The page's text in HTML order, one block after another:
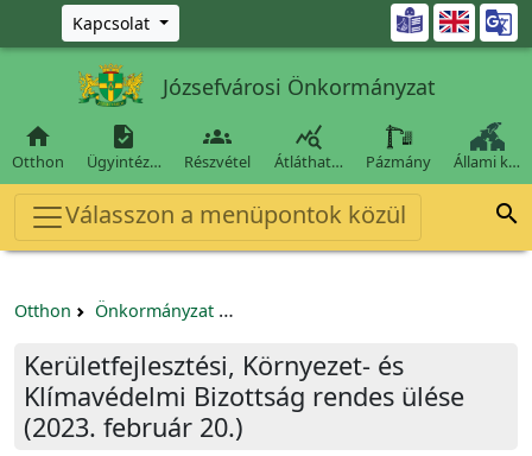
Ugrás a fő tartalomra
Kapcsolat 
Józsefvárosi Önkormányzat

Otthon

Ügyintéz…

Részvétel

Átláthat… Pázmány Állami k…
Válasszon a menüpontok közül 
Otthon Önkormányzat
Kerületfejlesztési, Környezet- és
Klímavédelmi Bizottság rendes ülése
(2023. február 20.)